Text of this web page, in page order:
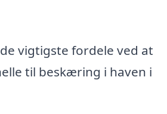
vigtigste fordele ved at
til beskæring i haven i